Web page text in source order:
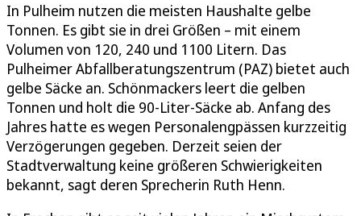
In Pulheim nutzen die meisten Haushalte gelbe
Tonnen. Es gibt sie in drei Größen – mit einem
Volumen von 120, 240 und 1100 Litern. Das
Pulheimer Abfallberatungszentrum (PAZ) bietet auch
gelbe Säcke an. Schönmackers leert die gelben
Tonnen und holt die 90-Liter-Säcke ab. Anfang des
Jahres hatte es wegen Personalengpässen kurzzeitig
Verzögerungen gegeben. Derzeit seien der
Stadtverwaltung keine größeren Schwierigkeiten
bekannt, sagt deren Sprecherin Ruth Henn.